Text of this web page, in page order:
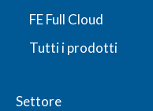
FE Full Cloud
Tutti i prodotti
Settore